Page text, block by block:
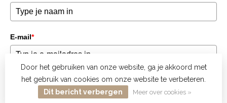
Door het gebruiken van onze website, ga je akkoord met
het gebruik van cookies om onze website te verbeteren.
Dit bericht verbergen
Meer over cookies »
E-mail*
Verzend